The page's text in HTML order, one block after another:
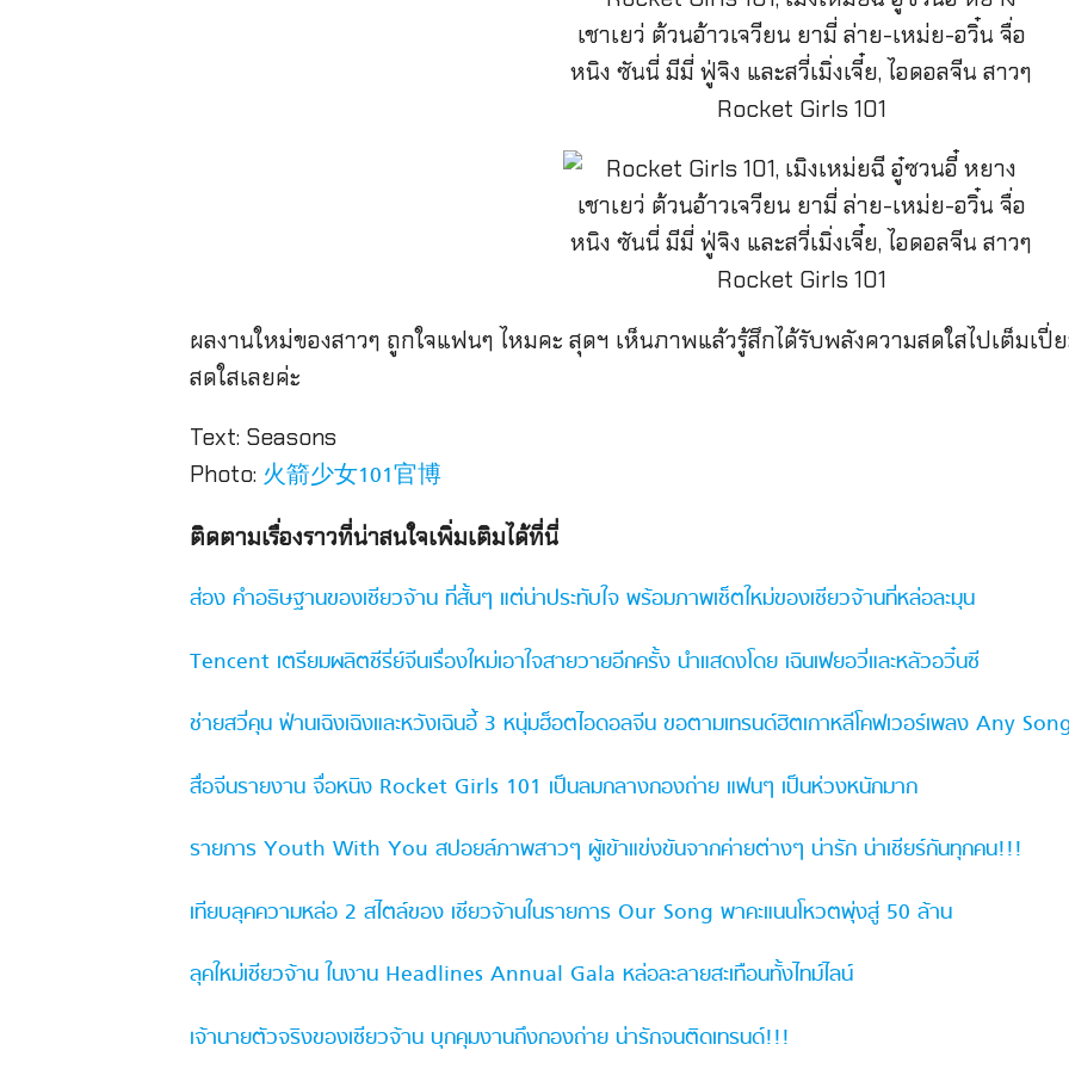
ผลงานใหม่ของสาวๆ ถูกใจแฟนๆ ไหมคะ สุดฯ เห็นภาพแล้วรู้สึกได้รับพลังความสดใสไปเต็มเ
สดใสเลยค่ะ
Text: Seasons
Photo: 火箭少女101官博
ติดตามเรื่องราวที่น่าสนใจเพิ่มเติมได้ที่นี่
ส่อง คำอธิษฐานของเซียวจ้าน ที่สั้นๆ แต่น่าประทับใจ พร้อมภาพเซ็ตใหม่ของเซียวจ้านที่หล่อละมุน
Tencent เตรียมผลิตซีรี่ย์จีนเรื่องใหม่เอาใจสายวายอีกครั้ง นำแสดงโดย เฉินเฟยอวี่และหลัวอวิ๋นซี
ช่ายสวี่คุน ฟ่านเฉิงเฉิงและหวังเฉินอี้ 3 หนุ่มฮ็อตไอดอลจีน ขอตามเทรนด์ฮิตเกาหลีโคฟเวอร์เพลง Any
สื่อจีนรายงาน จื่อหนิง Rocket Girls 101 เป็นลมกลางกองถ่าย แฟนๆ เป็นห่วงหนักมาก
รายการ Youth With You สปอยล์ภาพสาวๆ ผู้เข้าแข่งขันจากค่ายต่างๆ น่ารัก น่าเชียร์กันทุกคน!!!
เทียบลุคความหล่อ 2 สไตล์ของ เซียวจ้านในรายการ Our Song พาคะแนนโหวตพุ่งสู่ 50 ล้าน
ลุคใหม่เซียวจ้าน ในงาน Headlines Annual Gala หล่อละลายสะเทือนทั้งไทม์ไลน์
เจ้านายตัวจริงของเซียวจ้าน บุกคุมงานถึงกองถ่าย น่ารักจนติดเทรนด์!!!